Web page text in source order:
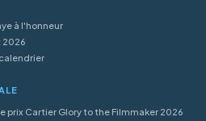
à l'honneur
2026
prix Cartier Glory to the Filmmaker 2026